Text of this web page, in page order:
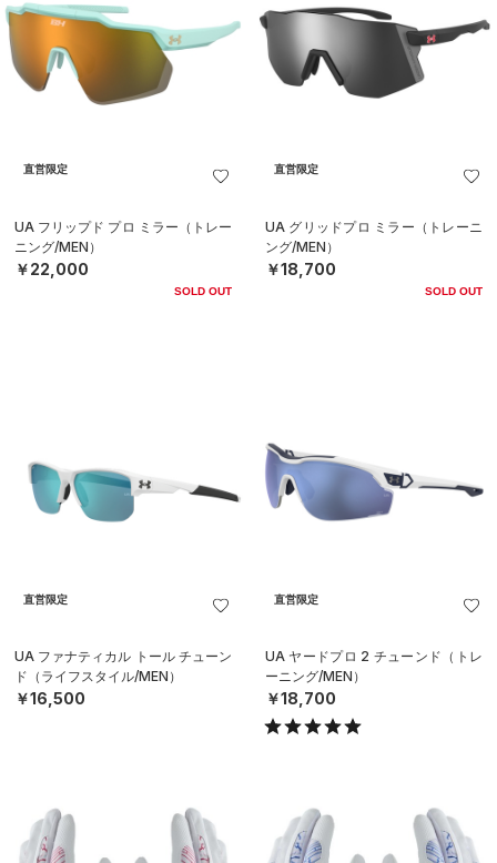
直営限定
UA フリップド プロ ミラー（トレー
ニング/MEN）
￥22,000
SOLD OUT
直営限定
UA グリッドプロ ミラー（トレーニ
ング/MEN）
￥18,700
SOLD OUT
直営限定
UA ファナティカル トール チューン
ド（ライフスタイル/MEN）
￥16,500
直営限定
UA ヤードプロ 2 チューンド（トレ
ーニング/MEN）
￥18,700